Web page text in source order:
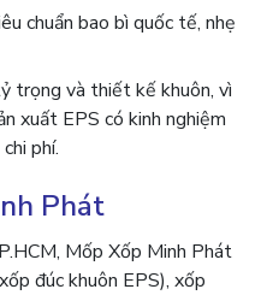
chuẩn bao bì quốc tế, nhẹ
trọng và thiết kế khuôn, vì
xuất EPS có kinh nghiệm
phí.
Phát
Mốp Xốp Minh Phát
đúc khuôn EPS), xốp